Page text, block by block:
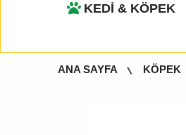
KEDİ & KÖPEK
ANA SAYFA KÖPEK